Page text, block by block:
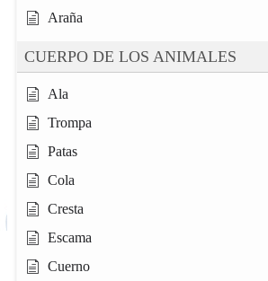
Araña
CUERPO DE LOS ANIMALES
Ala
Trompa
Patas
Cola
Cresta
Escama
Cuerno